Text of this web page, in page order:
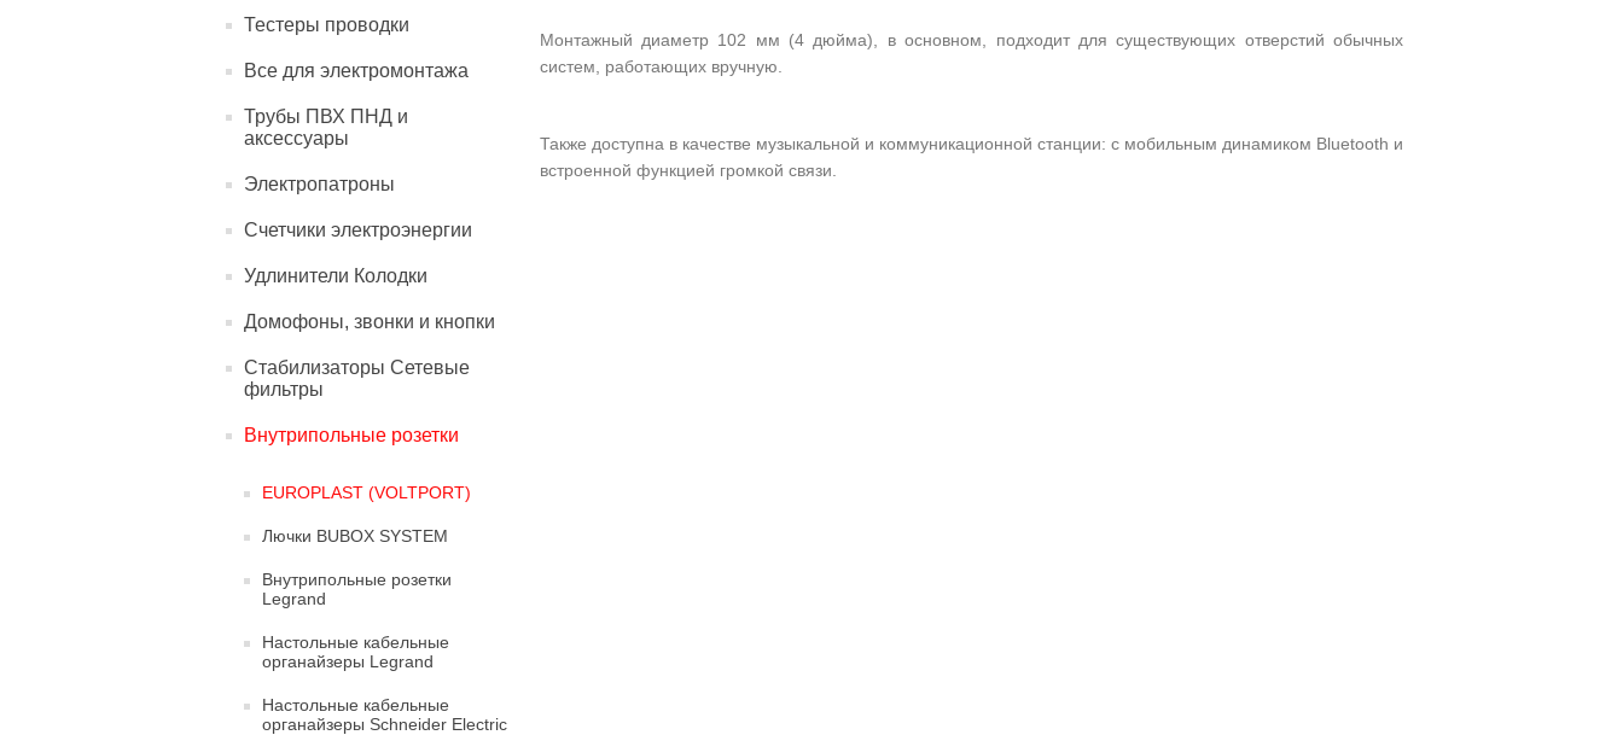
Тестеры проводки
Все для электромонтажа
Трубы ПВХ ПНД и
аксессуары
Электропатроны
Счетчики электроэнергии
Удлинители Колодки
Домофоны, звонки и кнопки
Стабилизаторы Сетевые
фильтры
Внутрипольные розетки
EUROPLAST (VOLTPORT)
Лючки BUBOX SYSTEM
Внутрипольные розетки
Legrand
Настольные кабельные
органайзеры Legrand
Настольные кабельные
органайзеры Schneider Electric
Монтажный диаметр 102 мм (4 дюйма), в основном, подходит для существующих отверстий обычных
систем, работающих вручную.
Также доступна в качестве музыкальной и коммуникационной станции: с мобильным динамиком Bluetooth и
встроенной функцией громкой связи.